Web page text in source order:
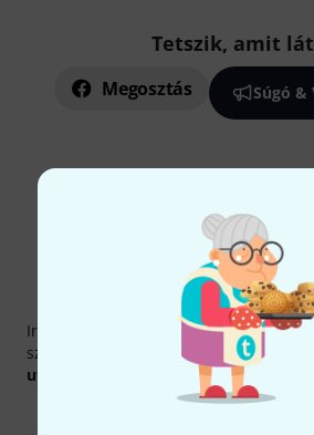
Tetszik, amit
Megosztás Súgó &
Thomann
Iratkozz fel a Thomann angol nyelvű
szerencsével megnyerheted a50
utalvány
Inspiráló gondolatok